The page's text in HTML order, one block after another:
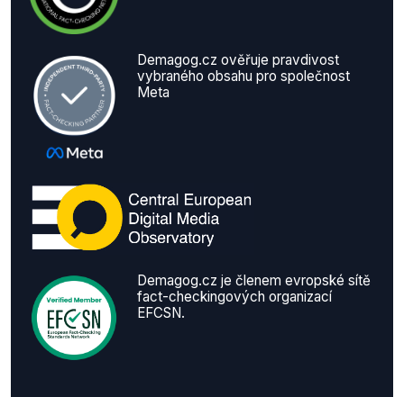
Demagog.cz ověřuje pravdivost
vybraného obsahu pro společnost
Meta
Demagog.cz je členem evropské sítě
fact-checkingových organizací
EFCSN.